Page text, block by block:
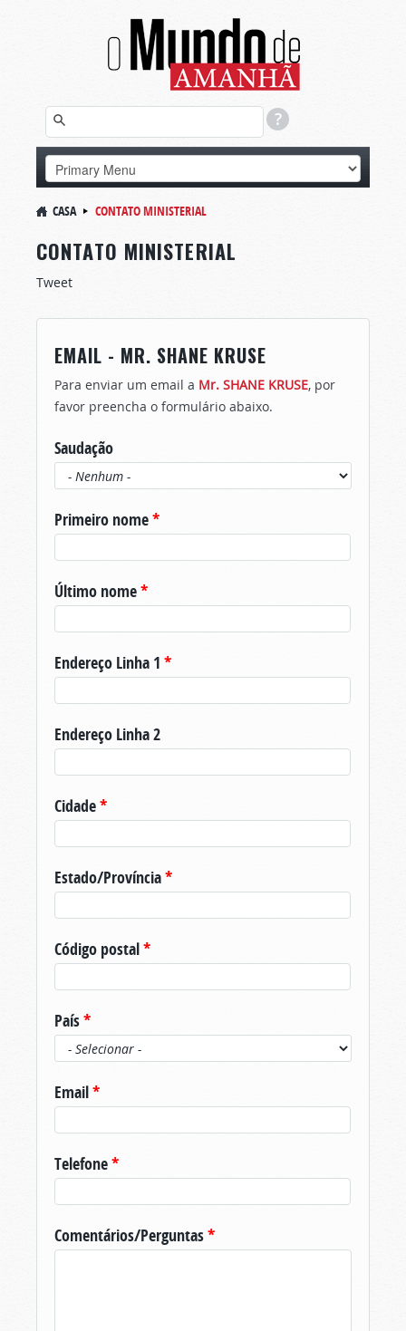
CASA CONTATO MINISTERIAL
CONTATO MINISTERIAL
Tweet
EMAIL - MR. SHANE KRUSE
Para enviar um email a Mr. SHANE KRUSE, por
favor preencha o formulário abaixo.
Saudação
Primeiro nome*
Último nome*
Endereço Linha 1 *
Endereço Linha 2
Cidade*
Estado/Província*
Código postal*
País*
Email*
Telefone*
Comentários/Perguntas*